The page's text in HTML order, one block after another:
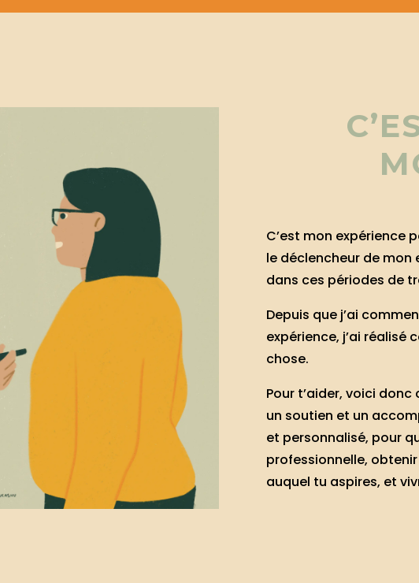
C’est mon expérience
le déclencheur de mon
dans ces périodes de
Depuis que j’ai
expérience, j’ai réalisé
chose.
Pour t’aider, voici
un soutien et un
et personnalisé, pour
professionnelle,
auquel tu aspires, et